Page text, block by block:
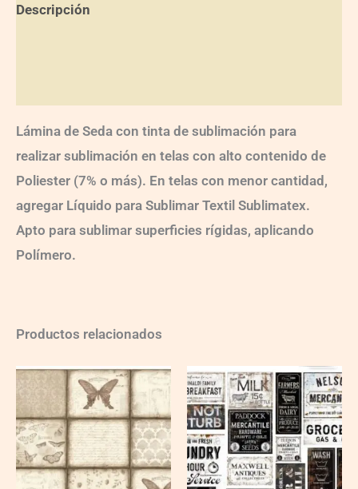
Descripción
Lámina de Seda con tinta de sublimación para
realizar sublimación en telas con alto contenido de
Poliester (7% o más). En telas con menor cantidad,
agregar Líquido para Sublimar Textil Sublimatex.
Apto para sublimar superficies rígidas, aplicando
Polímero.
Productos relacionados
Ch-
wXXL116
quantity
Ch-
wXXL142
quantity